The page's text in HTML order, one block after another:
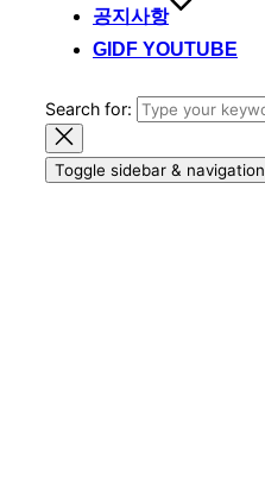
공지사항
GIDF YOUTUBE
Search for:
Toggle sidebar & navigation